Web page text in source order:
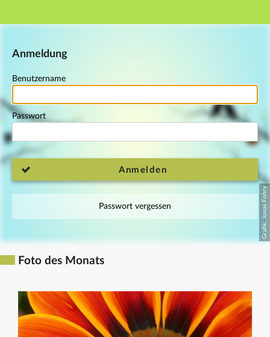
Hauptnavigation
Anmeldung
Benutzername
Passwort
Anmelden
Passwort vergessen
Foto des Monats